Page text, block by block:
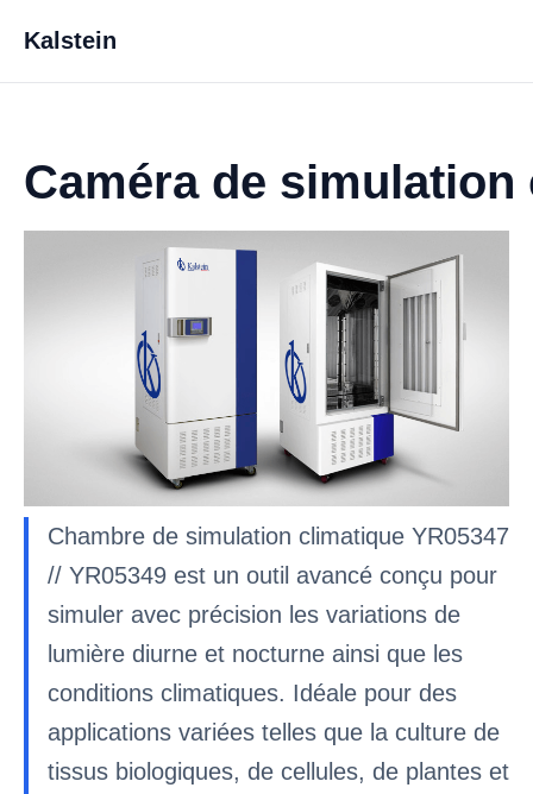
Kalstein
Caméra de simulation
Chambre de simulation climatique YR05347
// YR05349 est un outil avancé conçu pour
simuler avec précision les variations de
lumière diurne et nocturne ainsi que les
conditions climatiques. Idéale pour des
applications variées telles que la culture de
tissus biologiques, de cellules, de plantes et